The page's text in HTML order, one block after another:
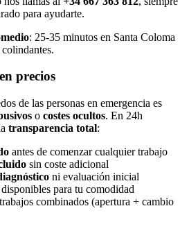
para ayudarte.
: 25-35 minutos en Santa Coloma
precios
de las personas en emergencia es
o costes ocultos. En 24h
transparencia total:
antes de comenzar cualquier trabajo
sin coste adicional
ni evaluación inicial
disponibles para tu comodidad
combinados (apertura + cambio